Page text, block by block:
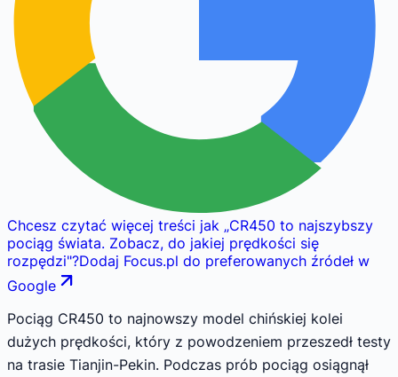
Chcesz czytać więcej treści jak „CR450 to najszybszy
pociąg świata. Zobacz, do jakiej prędkości się
rozpędzi"?Dodaj Focus.pl do preferowanych źródeł w
Google
Pociąg CR450 to najnowszy model chińskiej kolei
dużych prędkości, który z powodzeniem przeszedł testy
na trasie Tianjin-Pekin. Podczas prób pociąg osiągnął